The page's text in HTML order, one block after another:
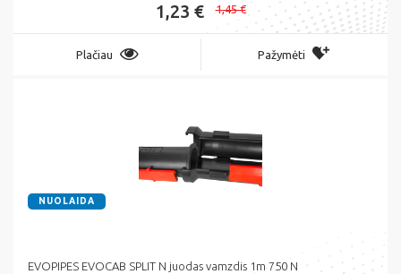
1,23 € 1,45 €
Plačiau Pažymėti
NUOLAIDA
EVOPIPES EVOCAB SPLIT N juodas vamzdis 1m 750 N